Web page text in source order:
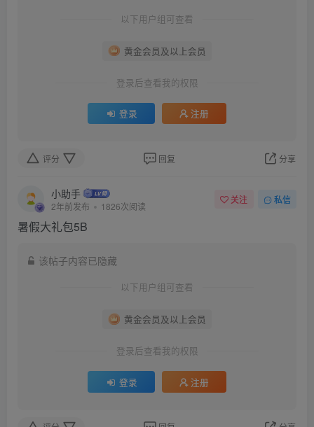
以下用户组可查看
黄金会员及以上会员
登录后查看我的权限
登录 注册
评分 回复 分享
小助手
2年前发布 1826次阅读
关注 私信
暑假大礼包5B
该帖子内容已隐藏
以下用户组可查看
黄金会员及以上会员
登录后查看我的权限
登录 注册